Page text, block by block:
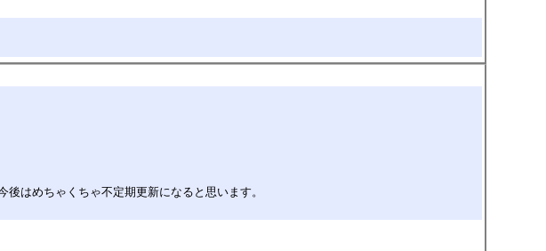
はめちゃくちゃ不定期更新になると思います。